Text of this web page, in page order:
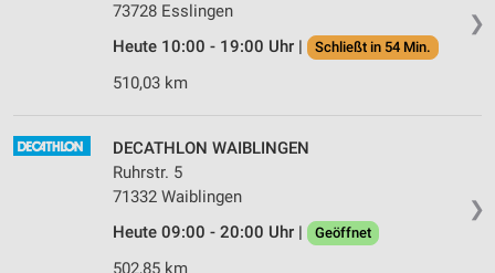
❯
73728 Esslingen
Heute 10:00 - 19:00 Uhr |
Schließt in 54 Min.
510,03 km
❯
DECATHLON WAIBLINGEN
Ruhrstr. 5
71332 Waiblingen
Heute 09:00 - 20:00 Uhr |
Geöffnet